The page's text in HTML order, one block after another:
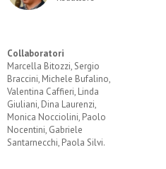
Collaboratori
Marcella Bitozzi, Sergio
Braccini, Michele Bufalino,
Valentina Caffieri, Linda
Giuliani, Dina Laurenzi,
Monica Nocciolini, Paolo
Nocentini, Gabriele
Santarnecchi, Paola Silvi.